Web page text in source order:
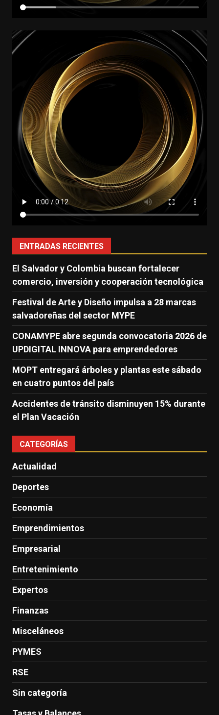
ENTRADAS RECIENTES
El Salvador y Colombia buscan fortalecer
comercio, inversión y cooperación tecnológica
Festival de Arte y Diseño impulsa a 28 marcas
salvadoreñas del sector MYPE
CONAMYPE abre segunda convocatoria 2026 de
UPDIGITAL INNOVA para emprendedores
MOPT entregará árboles y plantas este sábado
en cuatro puntos del país
Accidentes de tránsito disminuyen 15% durante
el Plan Vacación
CATEGORÍAS
Actualidad
Deportes
Economía
Emprendimientos
Empresarial
Entretenimiento
Expertos
Finanzas
Misceláneos
PYMES
RSE
Sin categoría